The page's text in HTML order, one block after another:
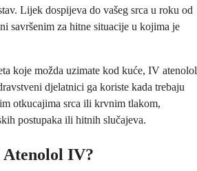
Lijek dospijeva do vašeg srca u roku od
savršenim za hitne situacije u kojima je
koje možda uzimate kod kuće, IV atenolol
djelatnici ga koriste kada trebaju
otkucajima srca ili krvnim tlakom,
postupaka ili hitnih slučajeva.
Atenolol IV?